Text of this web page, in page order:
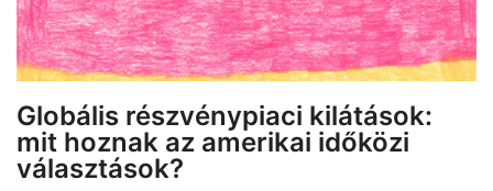
Globális részvénypiaci kilátások:
mit hoznak az amerikai időközi
választások?